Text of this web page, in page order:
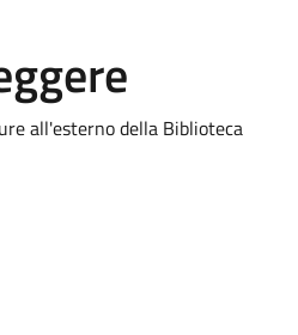
all'esterno della Biblioteca